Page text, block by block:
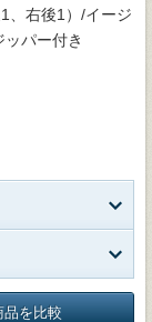
、右後1）/イージ
パー付き
品を比較